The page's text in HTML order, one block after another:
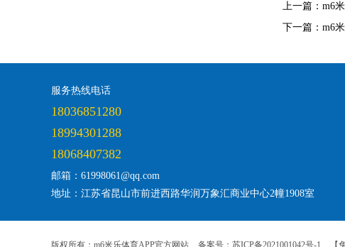
上一篇： m6
下一篇： m6
服务热线电话
18036851280
18994301288
18068407382
邮箱：61998061@qq.com
地址：江苏省昆山市前进西路华润万象汇商业中心2幢1908室
版权所有：m6米乐体育APP官方网站 备案号：苏ICP备2021001042号-1 【